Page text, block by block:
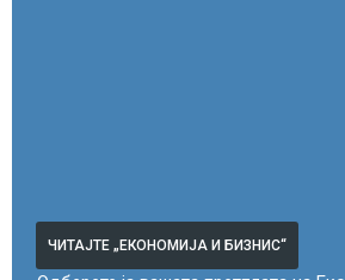
ЧИТАЈТЕ „ЕКОНОМИЈА И БИЗНИС“